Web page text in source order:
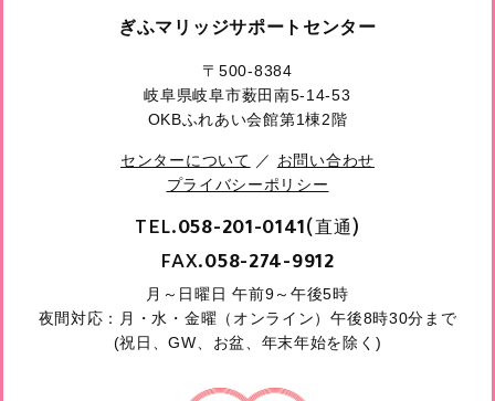
ぎふマリッジサポートセンター
〒500-8384
岐阜県岐阜市薮田南5-14-53
OKBふれあい会館第1棟2階
センターについて ／ お問い合わせ
プライバシーポリシー
TEL.058-201-0141(直通)
FAX.058-274-9912
月～日曜日 午前9～午後5時
夜間対応：月・水・金曜（オンライン）午後8時30分まで
(祝日、GW、お盆、年末年始を除く)